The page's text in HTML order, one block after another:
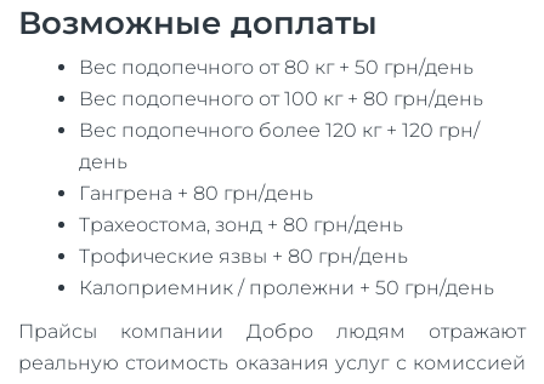
Возможные доплаты
Вес подопечного от 80 кг + 50 грн/день
Вес подопечного от 100 кг + 80 грн/день
Вес подопечного более 120 кг + 120 грн/
день
Гангрена + 80 грн/день
Трахеостома, зонд + 80 грн/день
Трофические язвы + 80 грн/день
Калоприемник / пролежни + 50 грн/день
Прайсы компании Добро людям отражают
реальную стоимость оказания услуг с комиссией